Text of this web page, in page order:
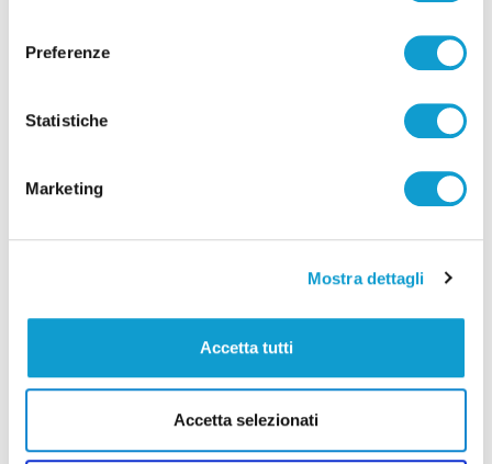
Preferenze
Statistiche
Marketing
Mostra dettagli
Accetta tutti
Accetta selezionati